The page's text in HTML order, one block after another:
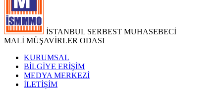
İSTANBUL SERBEST MUHASEBECİ
MALİ MÜŞAVİRLER ODASI
KURUMSAL
BİLGİYE ERİŞİM
MEDYA MERKEZİ
İLETİŞİM